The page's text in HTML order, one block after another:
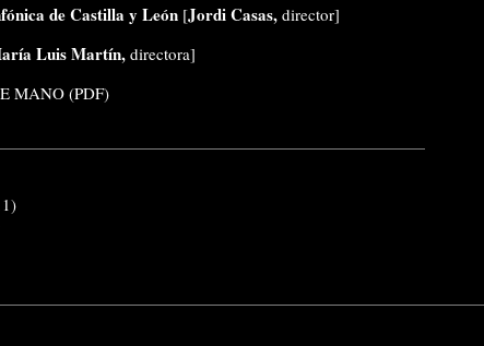
de Castilla y León [Jordi Casas, director]
Luis Martín,directora]
MANO (PDF)